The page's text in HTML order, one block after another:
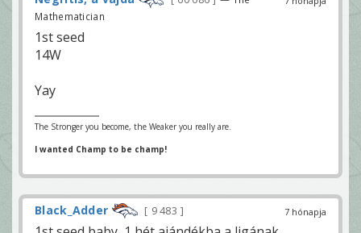
Mathematician
1st seed
14W
Yay
The Stronger you become, the Weaker you really are.
I wanted Champ to be champ!
7 hónapja
Black_Adder 9 483